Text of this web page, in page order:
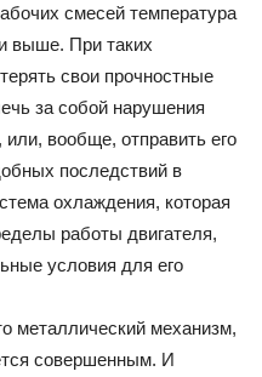
смесей температура
выше. При таких
свои прочностные
за собой нарушения
вообще, отправить его
последствий в
охлаждения, которая
работы двигателя,
условия для его
металлический механизм,
совершенным. И